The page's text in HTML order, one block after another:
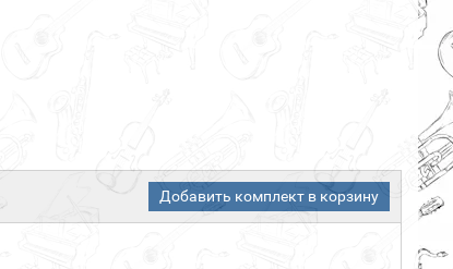
Добавить комплект в корзину